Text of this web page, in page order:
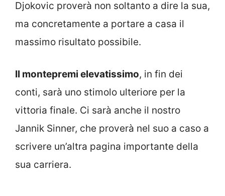
Djokovic proverà non soltanto a dire la sua,
ma concretamente a portare a casa il
massimo risultato possibile.
Il montepremi elevatissimo, in fin dei
conti, sarà uno stimolo ulteriore per la
vittoria finale. Ci sarà anche il nostro
Jannik Sinner, che proverà nel suo a caso a
scrivere un’altra pagina importante della
sua carriera.